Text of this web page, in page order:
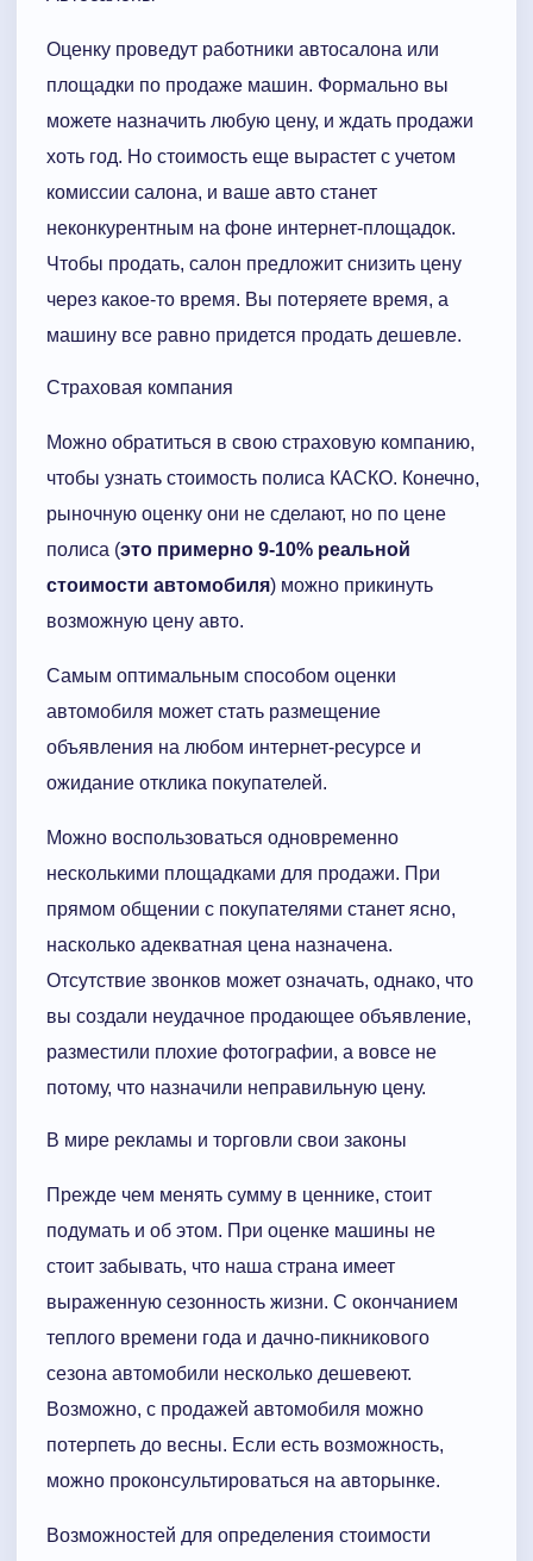
Оценку проведут работники автосалона или
площадки по продаже машин. Формально вы
можете назначить любую цену, и ждать продажи
хоть год. Но стоимость еще вырастет с учетом
комиссии салона, и ваше авто станет
неконкурентным на фоне интернет-площадок.
Чтобы продать, салон предложит снизить цену
через какое-то время. Вы потеряете время, а
машину все равно придется продать дешевле.
Страховая компания
Можно обратиться в свою страховую компанию,
чтобы узнать стоимость полиса КАСКО. Конечно,
рыночную оценку они не сделают, но по цене
полиса (это примерно 9-10% реальной
стоимости автомобиля) можно прикинуть
возможную цену авто.
Самым оптимальным способом оценки
автомобиля может стать размещение
объявления на любом интернет-ресурсе и
ожидание отклика покупателей.
Можно воспользоваться одновременно
несколькими площадками для продажи. При
прямом общении с покупателями станет ясно,
насколько адекватная цена назначена.
Отсутствие звонков может означать, однако, что
вы создали неудачное продающее объявление,
разместили плохие фотографии, а вовсе не
потому, что назначили неправильную цену.
В мире рекламы и торговли свои законы
Прежде чем менять сумму в ценнике, стоит
подумать и об этом. При оценке машины не
стоит забывать, что наша страна имеет
выраженную сезонность жизни. С окончанием
теплого времени года и дачно-пикникового
сезона автомобили несколько дешевеют.
Возможно, с продажей автомобиля можно
потерпеть до весны. Если есть возможность,
можно проконсультироваться на авторынке.
Возможностей для определения стоимости